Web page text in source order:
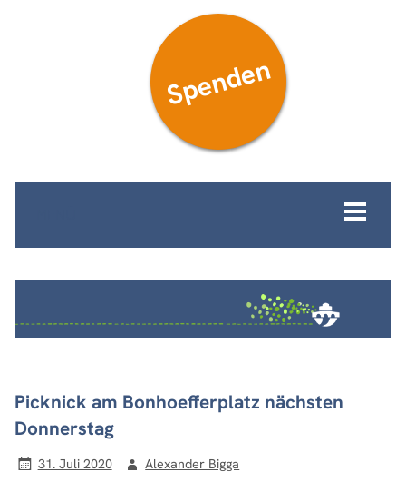
Spenden
Picknick am Bonhoefferplatz nächsten
Donnerstag
31. Juli 2020 Alexander Bigga